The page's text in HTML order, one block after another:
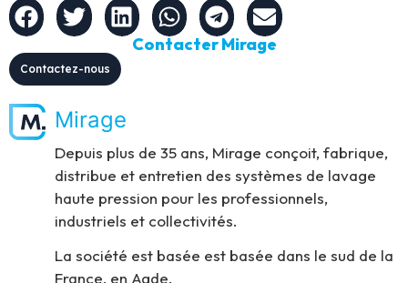
Contacter Mirage
Contactez-nous
Mirage
Depuis plus de 35 ans, Mirage conçoit, fabrique,
distribue et entretien des systèmes de lavage
haute pression pour les professionnels,
industriels et collectivités.
La société est basée est basée dans le sud de la
France, en Agde.